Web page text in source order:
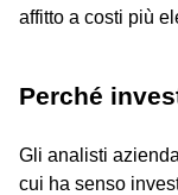
affitto a costi più
Perché
Gli analisti
cui ha senso